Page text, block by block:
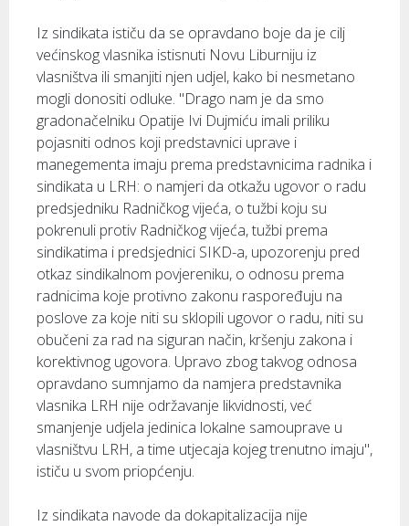
Iz sindikata ističu da se opravdano boje da je cilj
većinskog vlasnika istisnuti Novu Liburniju iz
vlasništva ili smanjiti njen udjel, kako bi nesmetano
mogli donositi odluke. "Drago nam je da smo
gradonačelniku Opatije Ivi Dujmiću imali priliku
pojasniti odnos koji predstavnici uprave i
manegementa imaju prema predstavnicima radnika i
sindikata u LRH: o namjeri da otkažu ugovor o radu
predsjedniku Radničkog vijeća, o tužbi koju su
pokrenuli protiv Radničkog vijeća, tužbi prema
sindikatima i predsjednici SIKD-a, upozorenju pred
otkaz sindikalnom povjereniku, o odnosu prema
radnicima koje protivno zakonu raspoređuju na
poslove za koje niti su sklopili ugovor o radu, niti su
obučeni za rad na siguran način, kršenju zakona i
korektivnog ugovora. Upravo zbog takvog odnosa
opravdano sumnjamo da namjera predstavnika
vlasnika LRH nije održavanje likvidnosti, već
smanjenje udjela jedinica lokalne samouprave u
vlasništvu LRH, a time utjecaja kojeg trenutno imaju",
ističu u svom priopćenju.
Iz sindikata navode da dokapitalizacija nije